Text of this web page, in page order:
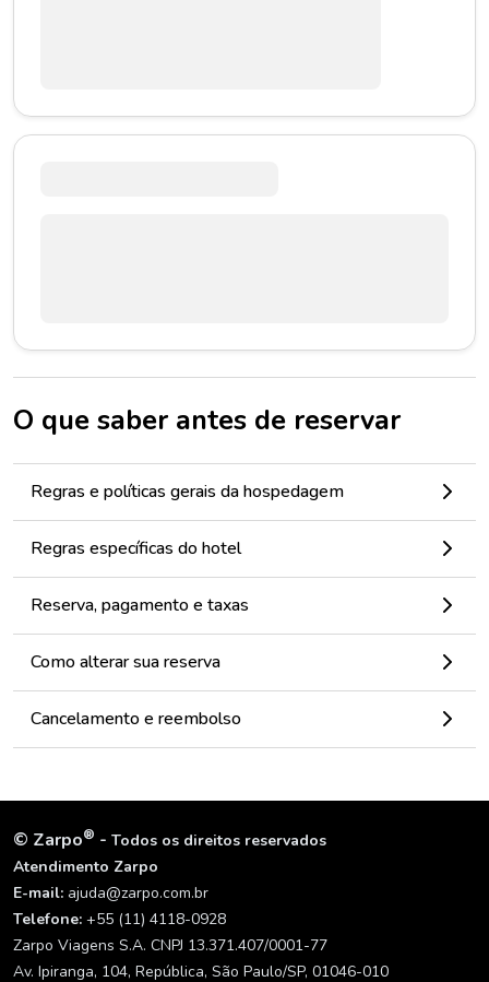
O que saber antes de reservar
Regras e políticas gerais da hospedagem
Regras específicas do hotel
Reserva, pagamento e taxas
Como alterar sua reserva
Cancelamento e reembolso
© Zarpo® - Todos os direitos reservados
Atendimento Zarpo
E-mail: ajuda@zarpo.com.br
Telefone: +55 (11) 4118-0928
Zarpo Viagens S.A. CNPJ 13.371.407/0001-77
Av. Ipiranga, 104, República, São Paulo/SP, 01046-010